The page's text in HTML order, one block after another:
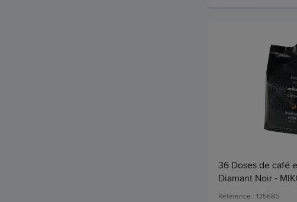
36 Doses de café
Diamant Noir -
Référence : 125685